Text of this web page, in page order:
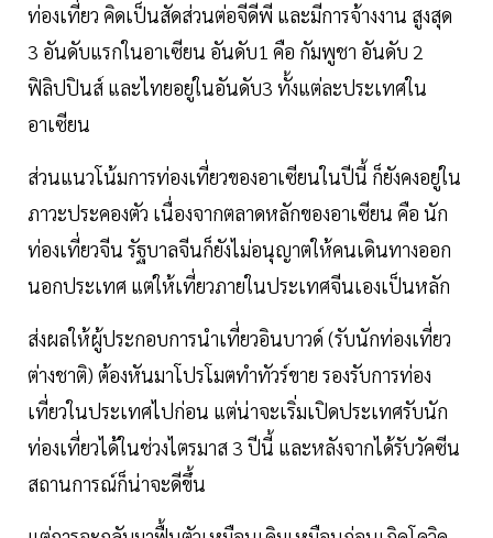
ท่องเที่ยว คิดเป็นสัดส่วนต่อจีดีพี และมีการจ้างงาน สูงสุด
3 อันดับแรกในอาเซียน อันดับ1 คือ กัมพูชา อันดับ 2
ฟิลิปปินส์ และไทยอยู่ในอันดับ3 ทั้งแต่ละประเทศใน
อาเซียน
ส่วนแนวโน้มการท่องเที่ยวของอาเซียนในปีนี้ ก็ยังคงอยู่ใน
ภาวะประคองตัว เนื่องจากตลาดหลักของอาเซียน คือ นัก
ท่องเที่ยวจีน รัฐบาลจีนก็ยังไม่อนุญาตให้คนเดินทางออก
นอกประเทศ แต่ให้เที่ยวภายในประเทศจีนเองเป็นหลัก
ส่งผลให้ผู้ประกอบการนำเที่ยวอินบาวด์ (รับนักท่องเที่ยว
ต่างชาติ) ต้องหันมาโปรโมตทำทัวร์ขาย รองรับการท่อง
เที่ยวในประเทศไปก่อน แต่น่าจะเริ่มเปิดประเทศรับนัก
ท่องเที่ยวได้ในช่วงไตรมาส 3 ปีนี้ และหลังจากได้รับวัคซีน
สถานการณ์ก็น่าจะดีขึ้น